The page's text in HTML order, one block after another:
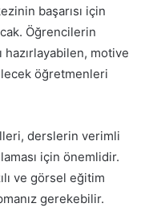
başarısı için
Öğrencilerin
hazırlayabilen, motive
öğretmenleri
derslerin verimli
için önemlidir.
ve görsel eğitim
gerekebilir.